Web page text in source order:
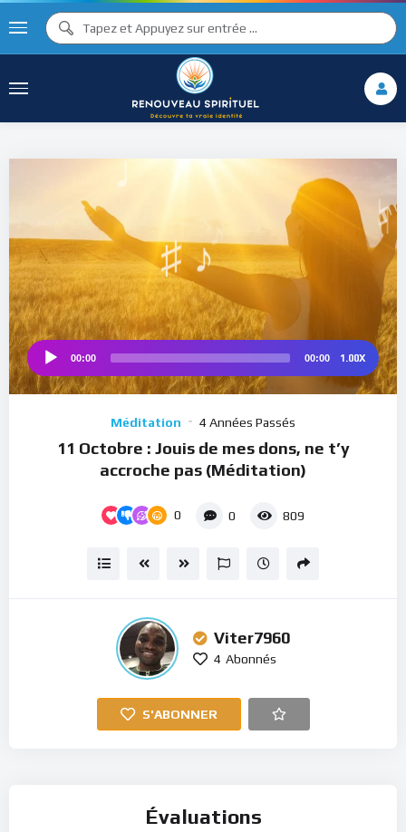
♫ ♩
♩
♯ ♪
♪
♯ ♬
♫
♮
Audio
00:00 00:00 1.00X
Méditation 4 Années Passés
11 Octobre : Jouis de mes dons, ne t’y
accroche pas (Méditation)
0 0 809
Viter7960
4 Abonnés
S'ABONNER
Évaluations